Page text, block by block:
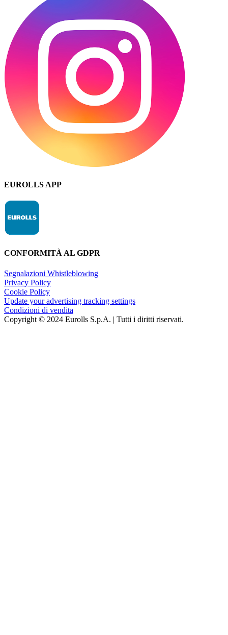
EUROLLS APP
CONFORMITÀ AL GDPR
Segnalazioni Whistleblowing
Privacy Policy
Cookie Policy
Update your advertising tracking settings
Condizioni di vendita
Copyright © 2024 Eurolls S.p.A. | Tutti i diritti riservati.